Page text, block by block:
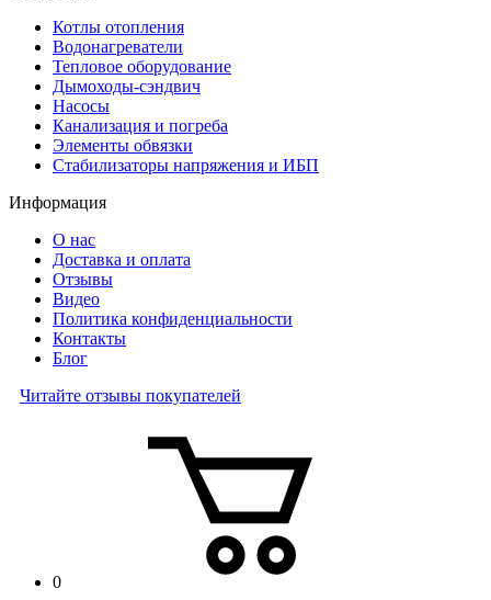
Котлы отопления
Водонагреватели
Тепловое оборудование
Дымоходы-сэндвич
Насосы
Канализация и погреба
Элементы обвязки
Стабилизаторы напряжения и ИБП
Информация
О нас
Доставка и оплата
Отзывы
Видео
Политика конфиденциальности
Контакты
Блог
Читайте отзывы покупателей
0